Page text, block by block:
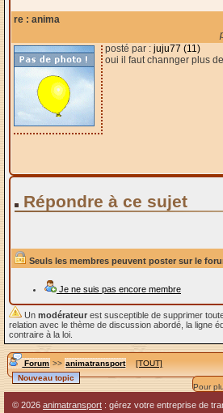
re : anima
posté par : juju77 (11)
oui il faut channger plus
Répondre à ce sujet
Seuls les membres peuvent poster sur le
Je ne suis pas encore membre
Un modérateur est susceptible de supprimer
relation avec le thème de discussion abordé, la ligne
contraire à la loi.
Forum>>animatransport [TOUT]
Pour
© 2026 animatransport : gérez votre entreprise de